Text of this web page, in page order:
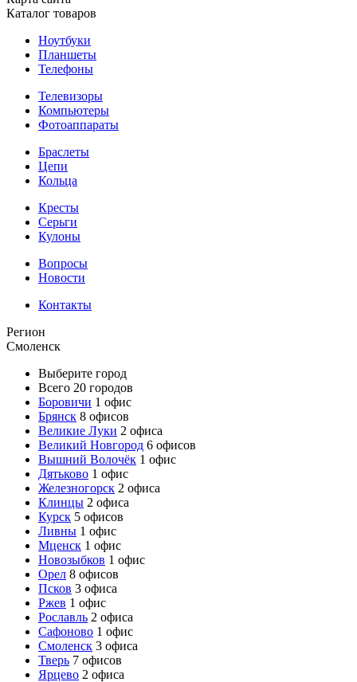
Каталог товаров
Ноутбуки
Планшеты
Телефоны
Телевизоры
Компьютеры
Фотоаппараты
Браслеты
Цепи
Кольца
Кресты
Серьги
Кулоны
Вопросы
Новости
Контакты
Регион
Смоленск
Выберите город
Всего 20 городов
Боровичи 1 офис
Брянск 8 офисов
Великие Луки 2 офиса
Великий Новгород 6 офисов
Вышний Волочёк 1 офис
Дятьково 1 офис
Железногорск 2 офиса
Клинцы 2 офиса
Курск 5 офисов
Ливны 1 офис
Мценск 1 офис
Новозыбков 1 офис
Орел 8 офисов
Псков 3 офиса
Ржев 1 офис
Рославль 2 офиса
Сафоново 1 офис
Смоленск 3 офиса
Тверь 7 офисов
Ярцево 2 офиса